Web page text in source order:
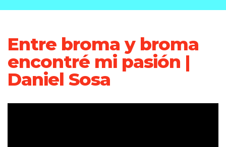
Entre broma y broma
encontré mi pasión |
Daniel Sosa